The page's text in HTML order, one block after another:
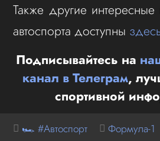
Также другие
автоспорта доступны
Подписывайтесь на
канал в Телеграм,
спортивной
🏎 #Автоспорт Формула-1